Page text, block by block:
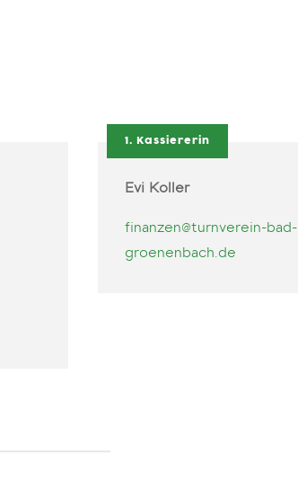
1. Kassiererin
Evi Koller
finanzen@turnverein-bad-
groenenbach.de